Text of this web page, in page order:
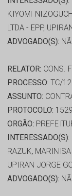
KIYOMI
LTDA - EPP,
ADVOGADO(S):
RELATOR: CONS.
PROCESSO: TC/
ASSUNTO:
PROTOCOLO:
ORGÃO:
INTERESSADO(S):
RAZUK,
UPIRAN JORGE
ADVOGADO(S):